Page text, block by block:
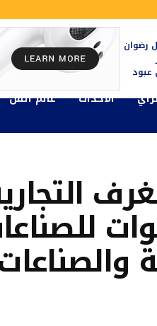
رضوان
عبود
الأحداث عالم الفن
لمدة 3 سنوات